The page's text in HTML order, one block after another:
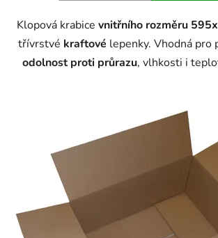
Klopová krabice vnitřního rozměru
třívrstvé kraftové lepenky. Vhodná pro
odolnost proti průrazu, vlhkosti i